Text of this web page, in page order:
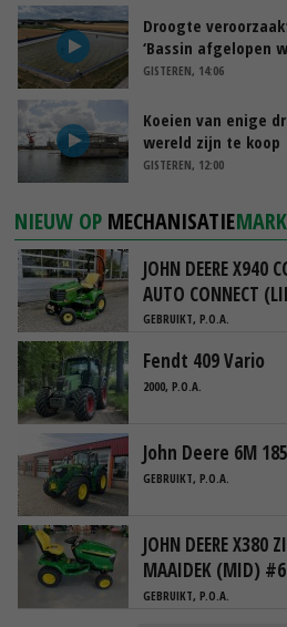
Droogte
‘Bassin afgelopen
GISTEREN, 14:06
Koeien van enige
wereld zijn te koop
GISTEREN, 12:00
NIEUW OP MECHANISATIE
JOHN DEERE X940
AUTO CONNECT
GEBRUIKT, P.O.A.
Fendt 409 Vario
2000, P.O.A.
John Deere 6M
GEBRUIKT, P.O.A.
JOHN DEERE X380
MAAIDEK (MID)
GEBRUIKT, P.O.A.